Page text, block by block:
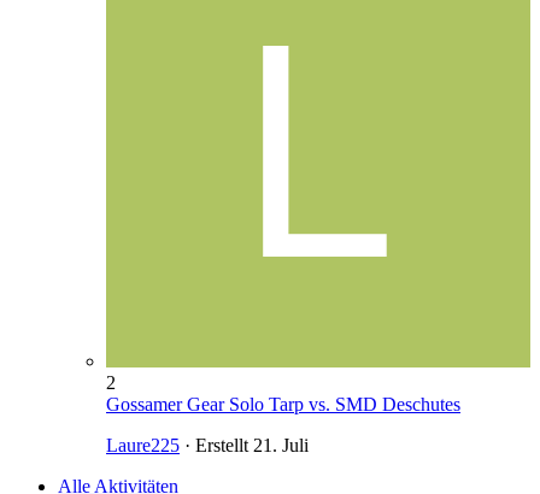
2
Gossamer Gear Solo Tarp vs. SMD Deschutes
Laure225 · Erstellt 21. Juli
Alle Aktivitäten